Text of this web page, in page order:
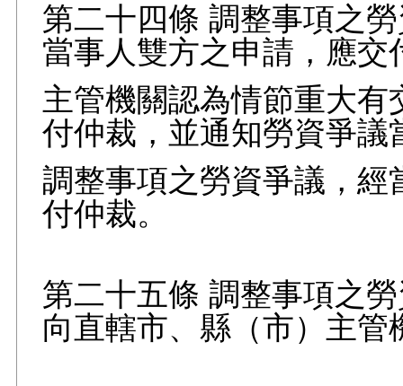
第二十四條 調整事項之
當事人雙方之申請，應
主管機關認為情節重大
付仲裁，並通知勞資爭議
調整事項之勞資爭議，
付仲裁。
第二十五條 調整事項之
向直轄市、縣（市）主